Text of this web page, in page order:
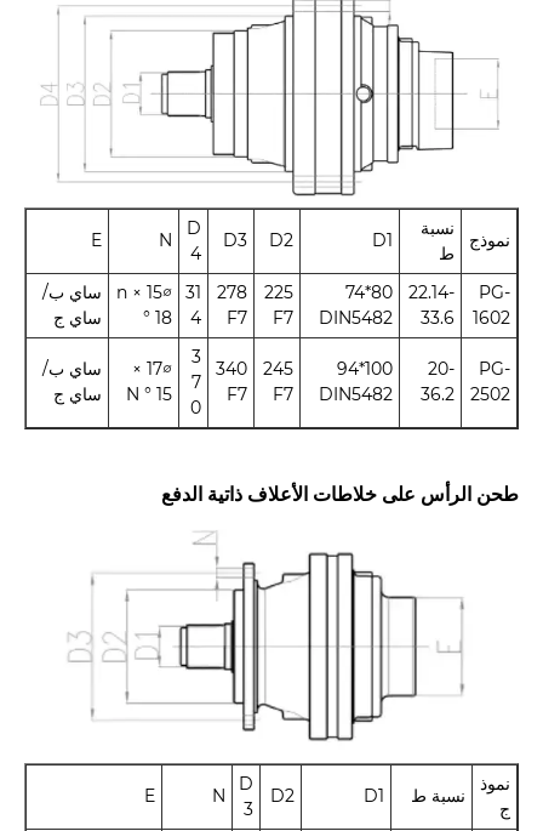
نموذج
نسبة
ط
D1
D2
D3
D
4
N
E
PG-
1602
22.14-
33.6
80*74
DIN5482
225
F7
278
F7
31
4
∅15 × n
° 18
ساي ب/
ساي ج
PG-
2502
20-
36.2
100*94
DIN5482
245
F7
340
F7
3
7
0
∅17 ×
N ° 15
ساي ب/
ساي ج
طحن الرأس على خلاطات الأعلاف ذاتية الدفع
نموذ
ج
نسبة ط D1
D2
D
3
N
E